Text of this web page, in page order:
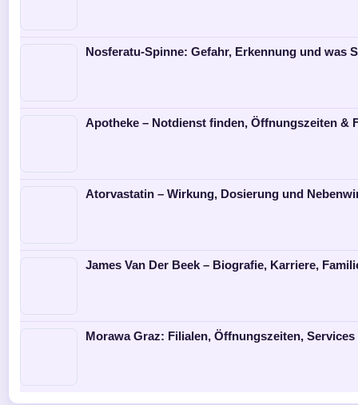
Nosferatu-Spinne: Gefahr, Erkennung und was
Apotheke – Notdienst finden, Öffnungszeiten &
Atorvastatin – Wirkung, Dosierung und
James Van Der Beek – Biografie, Karriere,
Morawa Graz: Filialen, Öffnungszeiten,